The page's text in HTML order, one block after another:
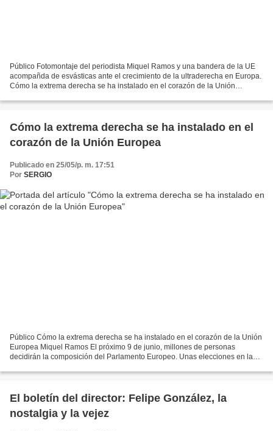
Público Fotomontaje del periodista Miquel Ramos y una bandera de la UE
acompañda de esvásticas ante el crecimiento de la ultraderecha en Europa.
Cómo la extrema derecha se ha instalado en el corazón de la Unión
Cómo la extrema derecha se ha instalado en el
corazón de la Unión Europea
Publicado en 25/05/p. m. 17:51
Por SERGIO
Público Cómo la extrema derecha se ha instalado en el corazón de la Unión
Europea Miquel Ramos El próximo 9 de junio, millones de personas
decidirán la composición del Parlamento Europeo. Unas elecciones en las
El boletín del director: Felipe González, la
nostalgia y la vejez